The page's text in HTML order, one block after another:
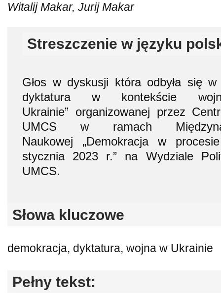
Witalij Makar, Jurij Makar
Streszczenie w języku
Głos w dyskusji która odbyła się
dyktatura w kontekście
Ukrainie” organizowanej przez
UMCS w ramach
Naukowej „Demokracja w
stycznia 2023 r.” na Wydziale
UMCS.
Słowa kluczowe
demokracja, dyktatura, wojna w Ukrainie
Pełny tekst: